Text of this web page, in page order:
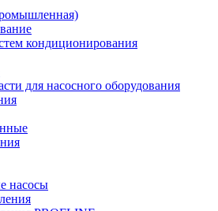
кондиционирования
для насосного оборудования
насосы